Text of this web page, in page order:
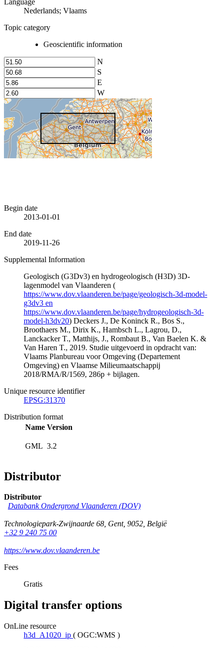
Nederlands; Vlaams
Topic category
Geoscientific information
N
S
E
W
Begin date
2013-01-01
End date
2019-11-26
Supplemental Information
Geologisch (G3Dv3) en hydrogeologisch (H3D) 3D-
lagenmodel van Vlaanderen (
https://www.dov.vlaanderen.be/page/geologisch-3d-model-
g3dv3 en
https://www.dov.vlaanderen.be/page/hydrogeologisch-3d-
model-h3dv20) Deckers J., De Koninck R., Bos S.,
Broothaers M., Dirix K., Hambsch L., Lagrou, D.,
Lanckacker T., Matthijs, J., Rombaut B., Van Baelen K. &
Van Haren T., 2019. Studie uitgevoerd in opdracht van:
Vlaams Planbureau voor Omgeving (Departement
Omgeving) en Vlaamse Milieumaatschappij
2018/RMA/R/1569, 286p + bijlagen.
Unique resource identifier
EPSG:31370
Distribution format
Name Version
GML 3.2
Distributor
Distributor
Databank Ondergrond Vlaanderen (DOV)
Technologiepark-Zwijnaarde 68, Gent, 9052, België
+32 9 240 75 00
https://www.dov.vlaanderen.be
Fees
Gratis
Digital transfer options
OnLine resource
h3d_A1020_ip ( OGC:WMS )